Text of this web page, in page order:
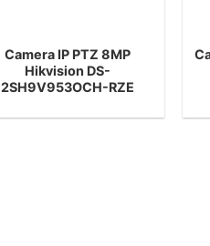
Camera IP PTZ 8MP
Hikvision DS-
2SH9V953OCH-RZE